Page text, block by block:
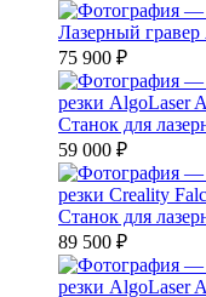
Лазерный
75 900 ₽
Станок для
59 000 ₽
Станок для
89 500 ₽